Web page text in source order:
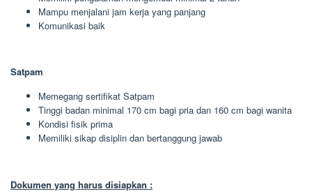
Mampu menjalani jam kerja yang panjang
Komunikasi baik
Satpam
Memegang sertifikat Satpam
Tinggi badan minimal 170 cm bagi pria dan 160 cm bagi wanita
Kondisi fisik prima
Memiliki sikap disiplin dan bertanggung jawab
Dokumen yang harus disiapkan :